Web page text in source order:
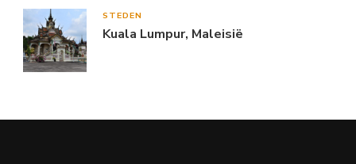
STEDEN
Kuala Lumpur, Maleisië